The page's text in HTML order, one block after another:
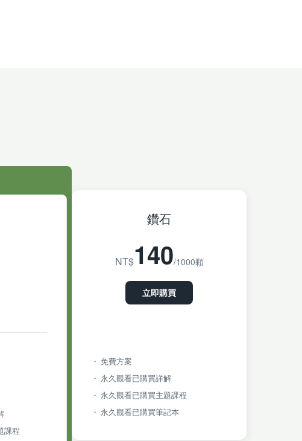
課程
鑽石
NT$140/1000顆
立即購買
免費方案
永久觀看已購買詳解
永久觀看已購買主題課程
永久觀看已購買筆記本